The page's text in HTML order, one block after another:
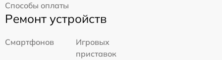
Способы оплаты
Ремонт устройств
Смартфонов
Игровых
приставок